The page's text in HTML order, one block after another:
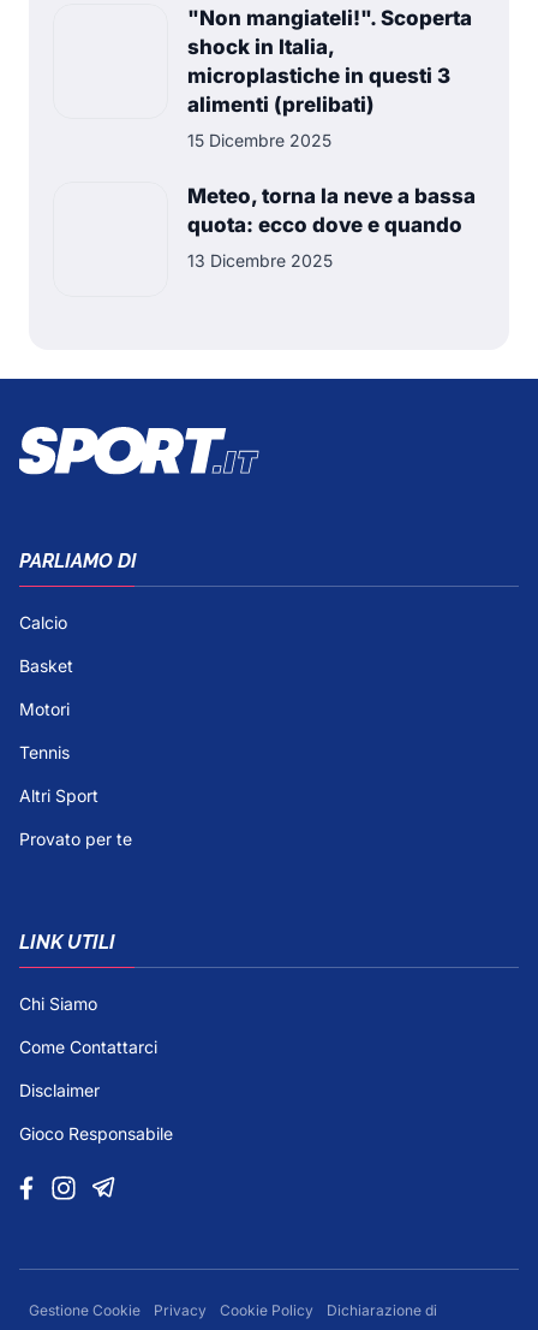
"Non mangiateli!". Scoperta
shock in Italia,
microplastiche in questi 3
alimenti (prelibati)
15 Dicembre 2025
Meteo, torna la neve a bassa
quota: ecco dove e quando
13 Dicembre 2025
PARLIAMO DI
Calcio
Basket
Motori
Tennis
Altri Sport
Provato per te
LINK UTILI
Chi Siamo
Come Contattarci
Disclaimer
Gioco Responsabile
Gestione Cookie Privacy Cookie Policy
Dichiarazione di